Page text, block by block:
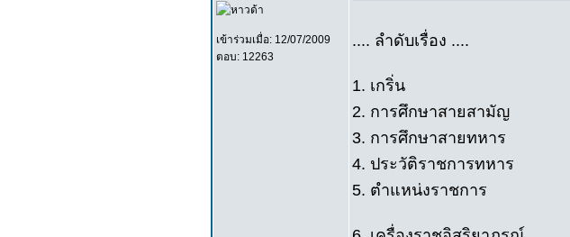
เข้าร่วมเมื่อ: 12/07/2009
ตอบ: 12263
.... ลำดับเรื่อง ....
1. เกริ่น
2. การศึกษาสายสามัญ
3. การศึกษาสายทหาร
4. ประวัติราชการทหาร
5. ตำแหน่งราชการ